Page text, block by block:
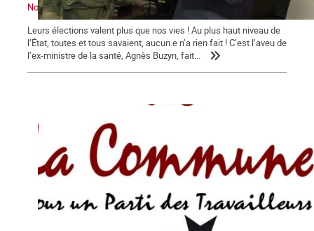
Nous sommes en guerre … contre Macron !
Leurs élections valent plus que nos vies ! Au plus haut niveau de
l’État, toutes et tous savaient, aucun.e n’a rien fait ! C’est l’aveu de
l’ex-ministre de la santé, Agnès Buzyn, fait...